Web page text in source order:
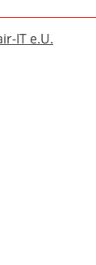
IT e.U.